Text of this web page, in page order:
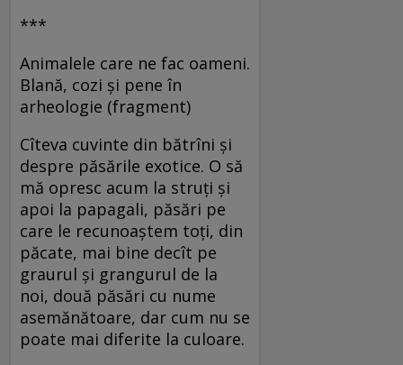
***
Animalele care ne fac oameni.
Blană, cozi și pene în
arheologie (fragment)
Cîteva cuvinte din bătrîni și
despre păsările exotice. O să
mă opresc acum la struți și
apoi la papagali, păsări pe
care le recunoaștem toți, din
păcate, mai bine decît pe
graurul și grangurul de la
noi, două păsări cu nume
asemănătoare, dar cum nu se
poate mai diferite la culoare.